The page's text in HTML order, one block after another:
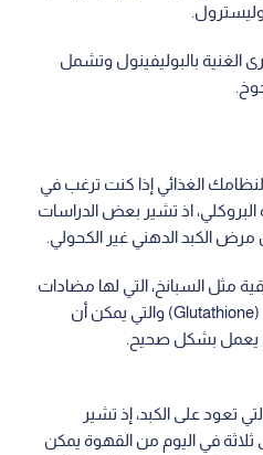
الغنية بالبوليفينول وتشمل
الغذائي إذا كنت ترغب في
اذ تشير بعض الدراسات
الكبد الدهني غير الكحولي.
مثل السبانخ، التي لها مضادات
أكسدة قوية تسمى الجلوتاثيون (Glutathione) والتي يمكن أن
يعمل بشكل صحيح.
تعود على الكبد، إذ تشير
في اليوم من القهوة يمكن